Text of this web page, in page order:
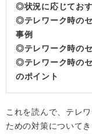
◎状況に応じてお
◎テレワーク時の
事例
◎テレワーク時の
◎テレワーク時の
のポイント
これを読んで、テレ
ための対策について